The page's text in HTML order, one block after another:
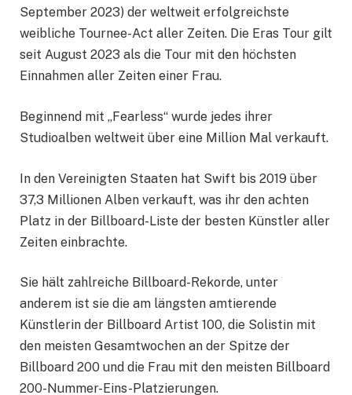
September 2023) der weltweit erfolgreichste
weibliche Tournee-Act aller Zeiten. Die Eras Tour gilt
seit August 2023 als die Tour mit den höchsten
Einnahmen aller Zeiten einer Frau.
Beginnend mit „Fearless“ wurde jedes ihrer
Studioalben weltweit über eine Million Mal verkauft.
In den Vereinigten Staaten hat Swift bis 2019 über
37,3 Millionen Alben verkauft, was ihr den achten
Platz in der Billboard-Liste der besten Künstler aller
Zeiten einbrachte.
Sie hält zahlreiche Billboard-Rekorde, unter
anderem ist sie die am längsten amtierende
Künstlerin der Billboard Artist 100, die Solistin mit
den meisten Gesamtwochen an der Spitze der
Billboard 200 und die Frau mit den meisten Billboard
200-Nummer-Eins-Platzierungen.